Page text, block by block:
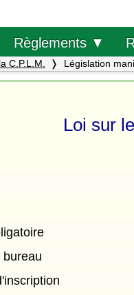
Règlements ▼
C.P.L.M. Législation
Loi sur
bureau